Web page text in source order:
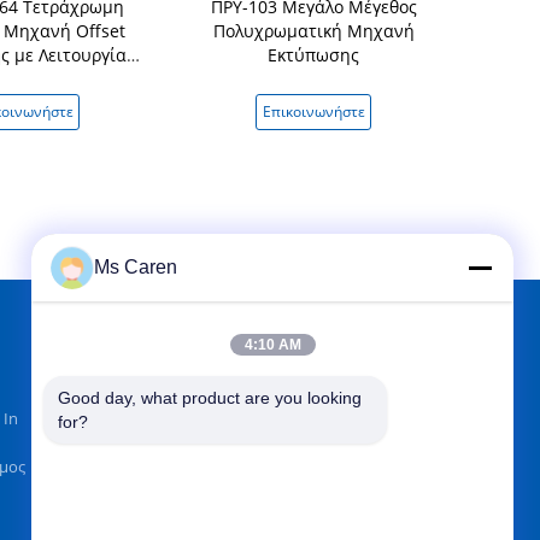
Τετράχρωμη
Μηχανή Offset
με Λειτουργία
ΠΡΥ-103 Μεγάλο Μέγεθος
Πολυχρωματική Μηχανή
Εκτύπωσης
Επικοινωνήστε
ΒΡΕΊΤΕ ΜΑΣ ΣΤΟ
Ms Caren
4:10 AM
Good day, what product are you looking
for?